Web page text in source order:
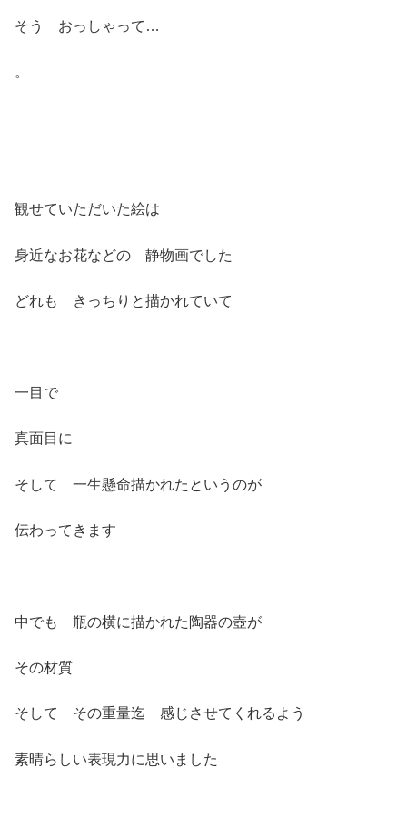
そう おっしゃって…
。
観せていただいた絵は
身近なお花などの 静物画でした
どれも きっちりと描かれていて
一目で
真面目に
そして 一生懸命描かれたというのが
伝わってきます
中でも 瓶の横に描かれた陶器の壺が
その材質
そして その重量迄 感じさせてくれるよう
素晴らしい表現力に思いました